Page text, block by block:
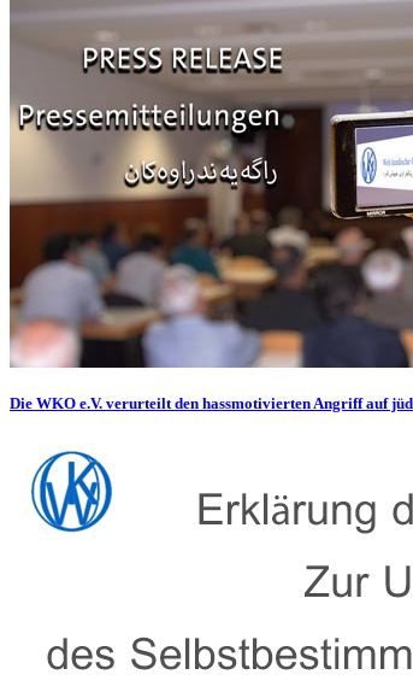
Die WKO e.V. verurteilt den hassmotivierten Angriff auf